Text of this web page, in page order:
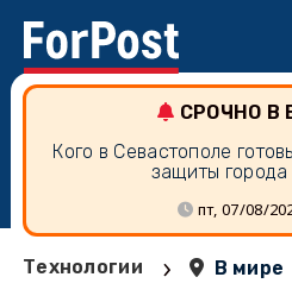
СРОЧНО В
Кого в Севастополе
защиты города
пт, 07/08/
Технологии › В мире